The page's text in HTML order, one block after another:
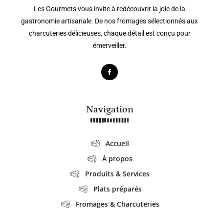
Les Gourmets vous invite à redécouvrir la joie de la
gastronomie artisanale. De nos fromages sélectionnés aux
charcuteries délicieuses, chaque détail est conçu pour
émerveiller.
Navigation
Accueil
À propos
Produits & Services
Plats préparés
Fromages & Charcuteries